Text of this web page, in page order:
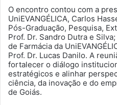
O encontro contou com a
UniEVANGÉLICA, Carlos
Pós-Graduação, Pesquisa,
Prof. Dr. Sandro Dutra e
de Farmácia da
Prof. Dr. Lucas Danilo. A
fortalecer o diálogo
estratégicos e alinhar
ciência, da inovação e do
de Goiás.